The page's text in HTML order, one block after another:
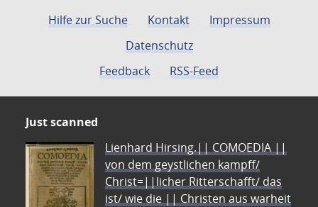
Hilfe zur Suche Kontakt
Impressum
Datenschutz
Feedback
RSS-Feed
Just scanned
Lienhard Hirsing.|| COMOEDIA ||
von dem geystlichen kampff/
Christ=||licher Ritterschafft/ das
ist/ wie die || Christen aus warheit